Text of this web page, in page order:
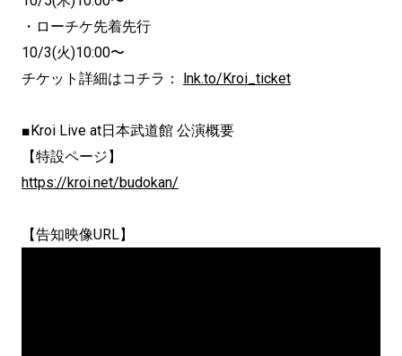
・ローチケ先着先行
10/3(火)10:00〜
チケット詳細はコチラ： lnk.to/Kroi_ticket
■Kroi Live at日本武道館 公演概要
【特設ページ】
https://kroi.net/budokan/
【告知映像URL】